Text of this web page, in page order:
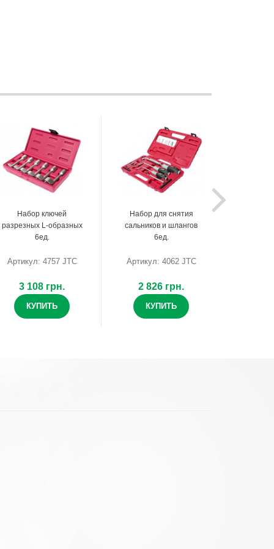
Набор ключей
разрезных L-образных
6ед.
Артикул: 4757 JTC
3 108 грн.
КУПИТЬ
Набор для снятия
сальников и шлангов
6ед.
Артикул: 4062 JTC
2 826 грн.
КУПИТЬ